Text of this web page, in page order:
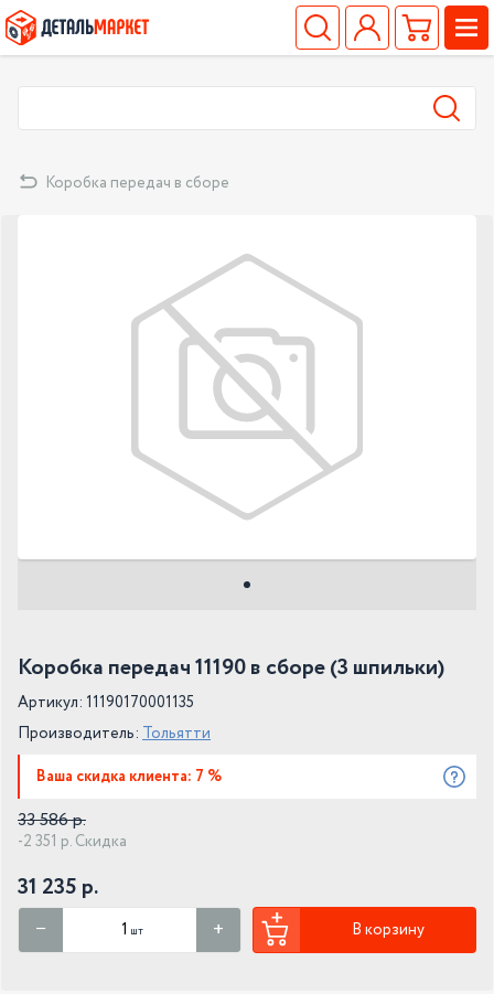
Коробка передач в сборе
Коробка передач 11190 в сборе (3 шпильки)
Артикул: 11190170001135
Производитель: Тольятти
Ваша скидка клиента: 7 %
33 586 р.
-2 351 р. Скидка
31 235 р.
шт В корзину